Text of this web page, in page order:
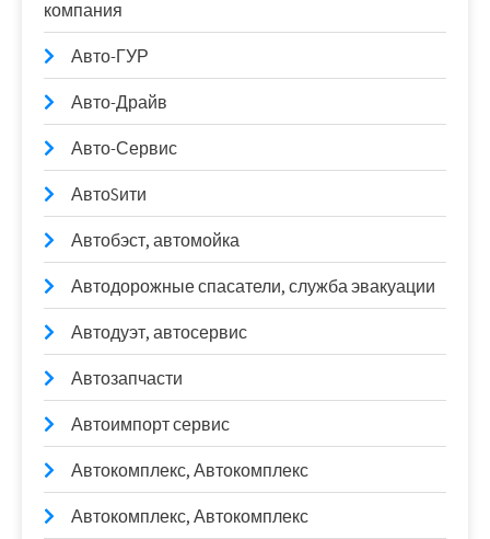
компания
Авто-ГУР
Авто-Драйв
Авто-Сервис
АвтоSити
Автобэст, автомойка
Автодорожные спасатели, служба эвакуации
Автодуэт, автосервис
Автозапчасти
Автоимпорт сервис
Автокомплекс, Автокомплекс
Автокомплекс, Автокомплекс